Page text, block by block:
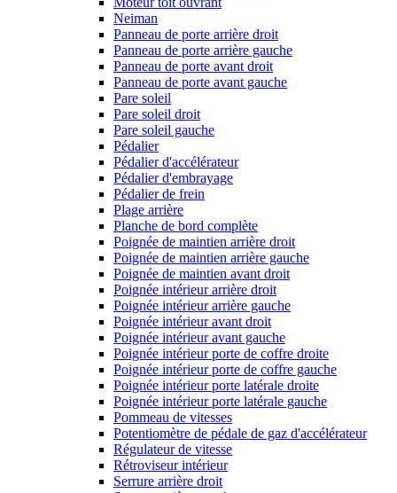
Neiman
Panneau de porte arrière droit
Panneau de porte arrière gauche
Panneau de porte avant droit
Panneau de porte avant gauche
Pare soleil
Pare soleil droit
Pare soleil gauche
Pédalier
Pédalier d'accélérateur
Pédalier d'embrayage
Pédalier de frein
Plage arrière
Planche de bord complète
Poignée de maintien arrière droit
Poignée de maintien arrière gauche
Poignée de maintien avant droit
Poignée intérieur arrière droit
Poignée intérieur arrière gauche
Poignée intérieur avant droit
Poignée intérieur avant gauche
Poignée intérieur porte de coffre droite
Poignée intérieur porte de coffre gauche
Poignée intérieur porte latérale droite
Poignée intérieur porte latérale gauche
Pommeau de vitesses
Potentiomètre de pédale de gaz d'accélérateur
Régulateur de vitesse
Rétroviseur intérieur
Serrure arrière droit